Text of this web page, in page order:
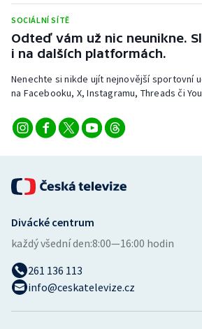
Stolní tenis
Triatlon
Veslování
Vodní slalom
Volejbal
Ostatní
SOCIÁLNÍ SÍTĚ
Odteď vám už nic neunikne.
i na dalších platformách.
Nenechte si nikde ujít nejnovější sportovní
na Facebooku, X, Instagramu, Threads či
Divácké centrum
každý všední den:8:00—16:00 hodin
261 136 113
info@ceskatelevize.cz